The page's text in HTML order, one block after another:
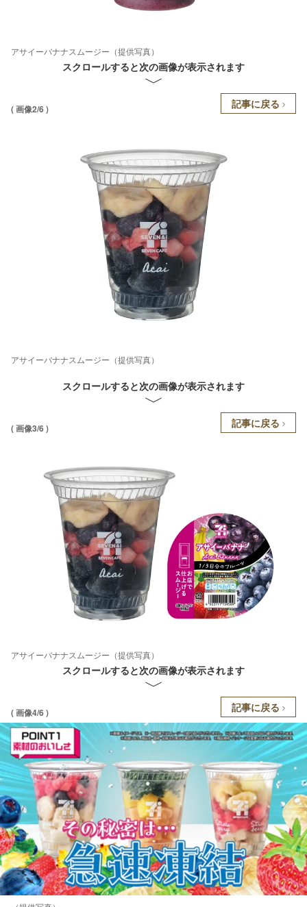
アサイーバナナスムージー（提供写真）
スクロールすると次の画像が表示されます
( 画像2/6 ) 記事に戻る
アサイーバナナスムージー（提供写真）
スクロールすると次の画像が表示されます
( 画像3/6 ) 記事に戻る
アサイーバナナスムージー（提供写真）
スクロールすると次の画像が表示されます
( 画像4/6 ) 記事に戻る